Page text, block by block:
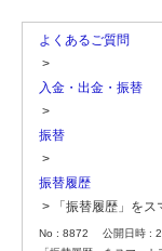
よくあるご質問
>
入金・出金・振替
>
振替
>
振替履歴
>
「振替履歴」を
No : 8872
公開日時 :